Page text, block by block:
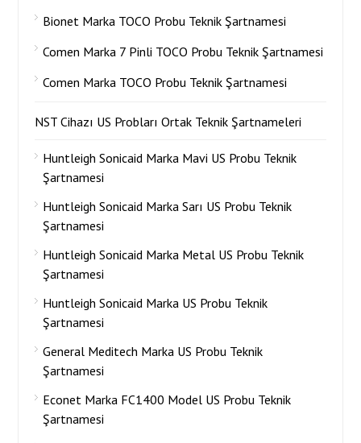
Bionet Marka TOCO Probu Teknik Şartnamesi
Comen Marka 7 Pinli TOCO Probu Teknik Şartnamesi
Comen Marka TOCO Probu Teknik Şartnamesi
NST Cihazı US Probları Ortak Teknik Şartnameleri
Huntleigh Sonicaid Marka Mavi US Probu Teknik
Şartnamesi
Huntleigh Sonicaid Marka Sarı US Probu Teknik
Şartnamesi
Huntleigh Sonicaid Marka Metal US Probu Teknik
Şartnamesi
Huntleigh Sonicaid Marka US Probu Teknik
Şartnamesi
General Meditech Marka US Probu Teknik
Şartnamesi
Econet Marka FC1400 Model US Probu Teknik
Şartnamesi